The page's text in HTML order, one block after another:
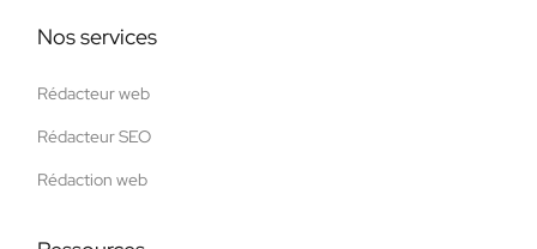
Nos services
Rédacteur web
Rédacteur SEO
Rédaction web